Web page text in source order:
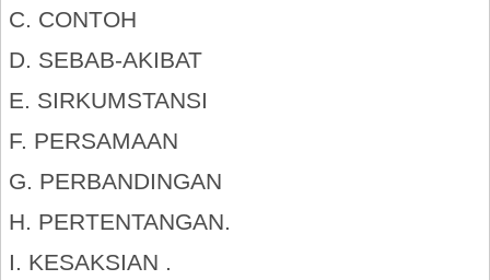
C. CONTOH
D. SEBAB-AKIBAT
E. SIRKUMSTANSI
F. PERSAMAAN
G. PERBANDINGAN
H. PERTENTANGAN.
I. KESAKSIAN .